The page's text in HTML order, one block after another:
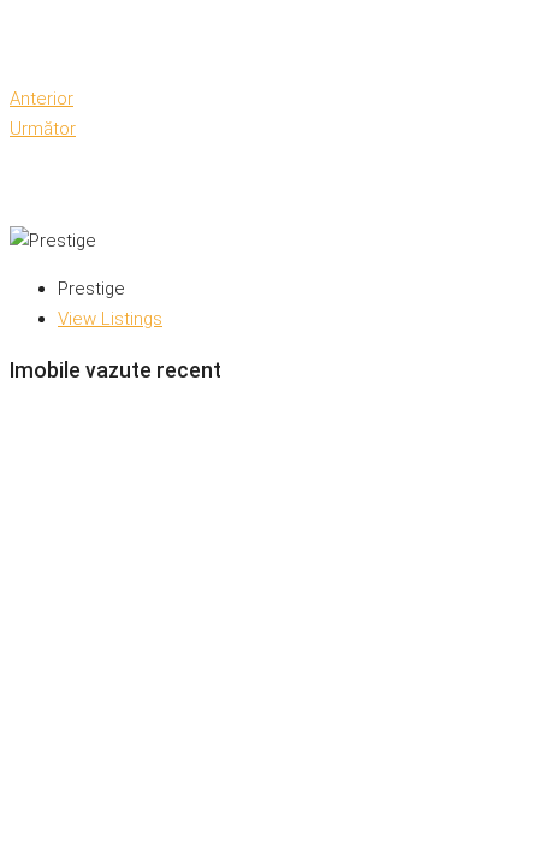
Anterior
Următor
Prestige
View Listings
Imobile vazute recent